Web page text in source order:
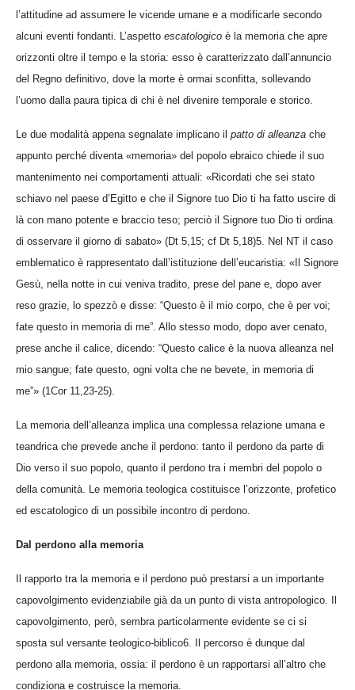
l’attitudine ad assumere le vicende umane e a modificarle secondo
alcuni eventi fondanti. L’aspetto escatologico è la memoria che apre
orizzonti oltre il tempo e la storia: esso è caratterizzato dall’annuncio
del Regno definitivo, dove la morte è ormai sconfitta, sollevando
l’uomo dalla paura tipica di chi è nel divenire temporale e storico.
Le due modalità appena segnalate implicano il patto di alleanza che
appunto perché diventa «memoria» del popolo ebraico chiede il suo
mantenimento nei comportamenti attuali: «Ricordati che sei stato
schiavo nel paese d’Egitto e che il Signore tuo Dio ti ha fatto uscire di
là con mano potente e braccio teso; perciò il Signore tuo Dio ti ordina
di osservare il giorno di sabato» (Dt 5,15; cf Dt 5,18)5. Nel NT il caso
emblematico è rappresentato dall’istituzione dell’eucaristia: «Il Signore
Gesù, nella notte in cui veniva tradito, prese del pane e, dopo aver
reso grazie, lo spezzò e disse: “Questo è il mio corpo, che è per voi;
fate questo in memoria di me”. Allo stesso modo, dopo aver cenato,
prese anche il calice, dicendo: “Questo calice è la nuova alleanza nel
mio sangue; fate questo, ogni volta che ne bevete, in memoria di
me”» (1Cor 11,23-25).
La memoria dell’alleanza implica una complessa relazione umana e
teandrica che prevede anche il perdono: tanto il perdono da parte di
Dio verso il suo popolo, quanto il perdono tra i membri del popolo o
della comunità. Le memoria teologica costituisce l’orizzonte, profetico
ed escatologico di un possibile incontro di perdono.
Dal perdono alla memoria
Il rapporto tra la memoria e il perdono può prestarsi a un importante
capovolgimento evidenziabile già da un punto di vista antropologico. Il
capovolgimento, però, sembra particolarmente evidente se ci si
sposta sul versante teologico-biblico6. Il percorso è dunque dal
perdono alla memoria, ossia: il perdono è un rapportarsi all’altro che
condiziona e costruisce la memoria.